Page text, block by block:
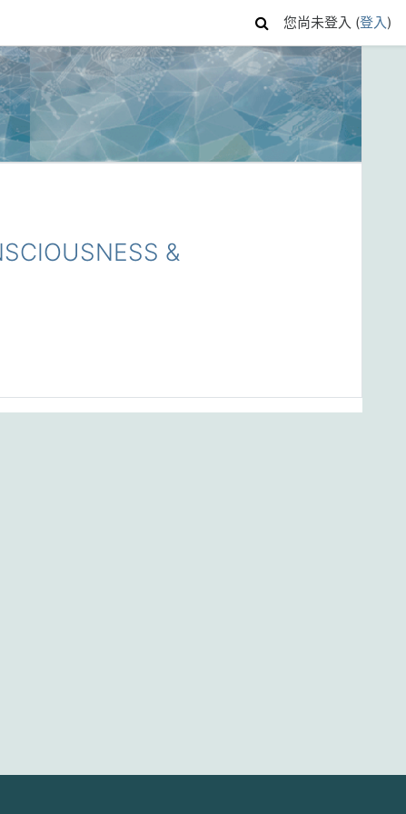
您尚未登入 (登入)
&